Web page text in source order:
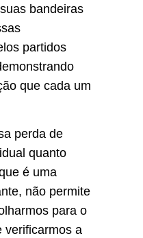
bandeiras
partidos
que cada um
perda de
quanto
é uma
não permite
para o
verificarmos a